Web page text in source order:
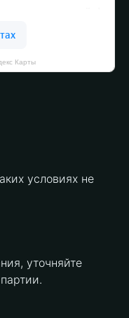
Карты
условиях не
уточняйте